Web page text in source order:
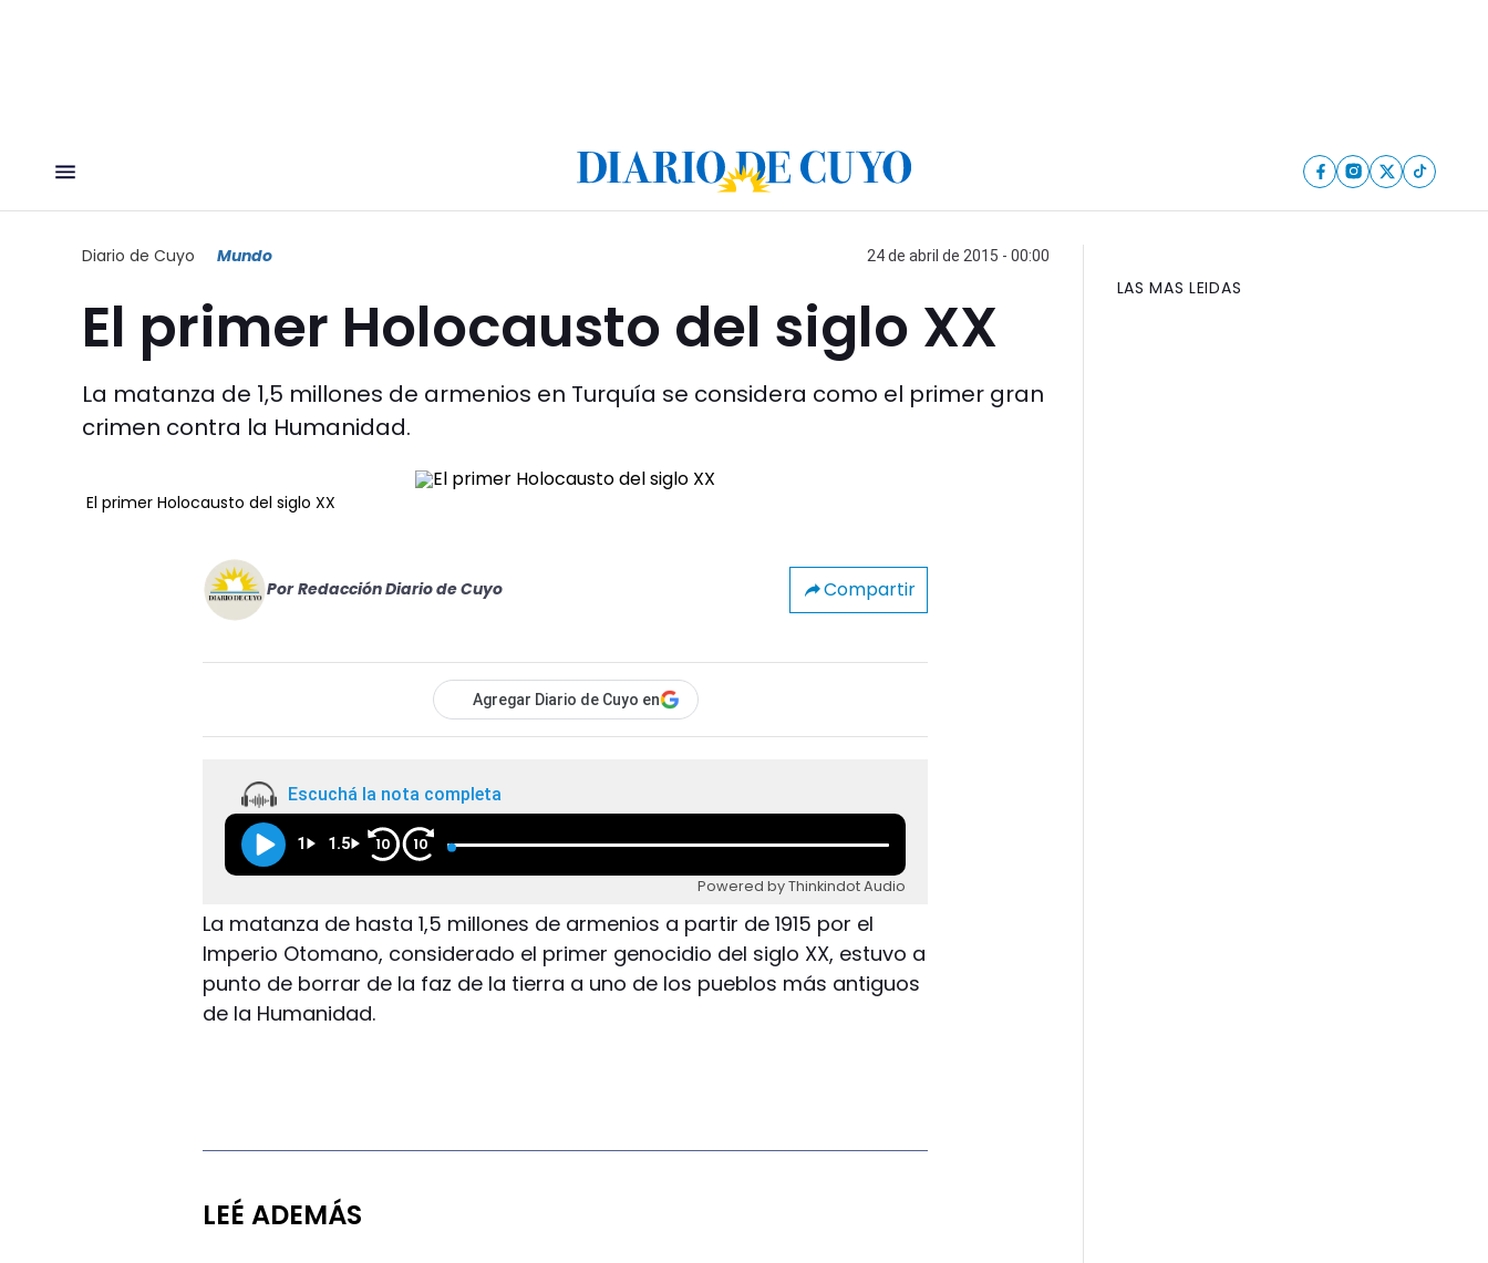
Diario de Cuyo Mundo 24 de abril de 2015 - 00:00
El primer Holocausto del siglo XX
La matanza de 1,5 millones de armenios en Turquía se considera como el primer gran
crimen contra la Humanidad.
El primer Holocausto del siglo XX
Por Redacción Diario de Cuyo Compartir
Agregar Diario de Cuyo en
Escuchá la nota completa
1 1.5 10 10
Powered by Thinkindot Audio
La matanza de hasta 1,5 millones de armenios a partir de 1915 por el
Imperio Otomano, considerado el primer genocidio del siglo XX, estuvo a
punto de borrar de la faz de la tierra a uno de los pueblos más antiguos
de la Humanidad.
LEÉ ADEMÁS
LAS MAS LEIDAS